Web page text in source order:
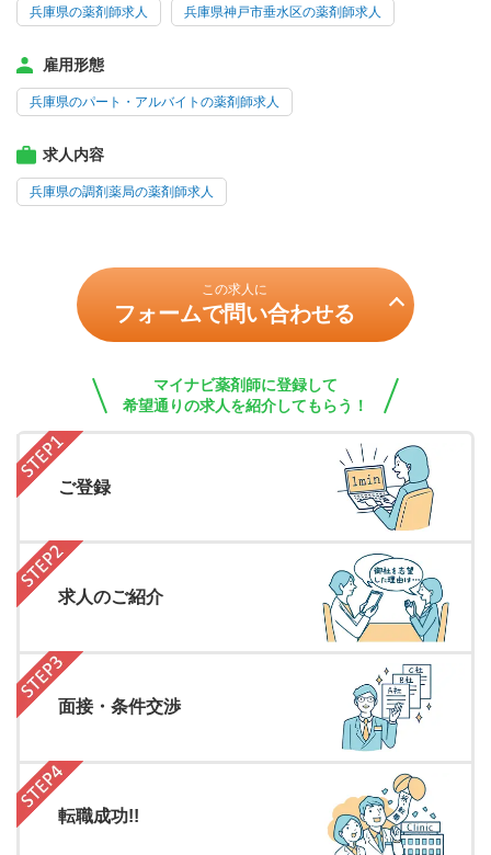
兵庫県の薬剤師求人 兵庫県神戸市垂水区の薬剤師求人
雇用形態
兵庫県のパート・アルバイトの薬剤師求人
求人内容
兵庫県の調剤薬局の薬剤師求人
この求人に
フォームで問い合わせる
マイナビ薬剤師に登録して
希望通りの求人を紹介してもらう！
ご登録
求人のご紹介
面接・条件交渉
転職成功!!